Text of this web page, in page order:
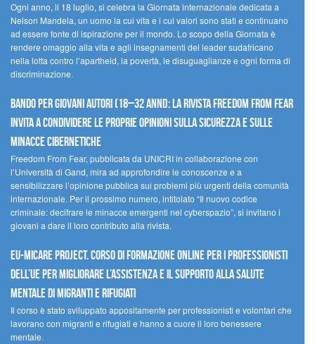
Ogni anno, il 18 luglio, si celebra la Giornata internazionale dedicata a
Nelson Mandela, un uomo la cui vita e i cui valori sono stati e continuano
ad essere fonte di ispirazione per il mondo. Lo scopo della Giornata è
rendere omaggio alla vita e agli insegnamenti del leader sudafricano
nella lotta contro l’apartheid, la povertà, le disuguaglianze e ogni forma di
discriminazione.
Bando per giovani autori (18–32 anni): la Rivista Freedom From Fear
invita a condividere le proprie opinioni sulla sicurezza e sulle
minacce cibernetiche
Freedom From Fear, pubblicata da UNICRI in collaborazione con
l’Università di Gand, mira ad approfondire le conoscenze e a
sensibilizzare l’opinione pubblica sui problemi più urgenti della comunità
internazionale. Per il prossimo numero, intitolato “Il nuovo codice
criminale: decifrare le minacce emergenti nel cyberspazio”, si invitano i
giovani a dare il loro contributo alla rivista.
EU-MiCare Project. Corso di formazione online per i professionisti
dell’UE per migliorare l’assistenza e il supporto alla salute
mentale di migranti e rifugiati
Il corso è stato sviluppato appositamente per professionisti e volontari che
lavorano con migranti e rifugiati e hanno a cuore il loro benessere
mentale.